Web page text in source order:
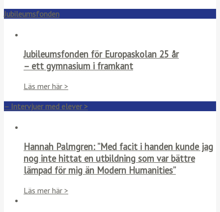
Jubileumsfonden
Jubileumsfonden för Europaskolan 25 år
– ett gymnasium i framkant
Läs mer här >
– Intervjuer med elever >
Hannah Palmgren: ”Med facit i handen kunde jag
nog inte hittat en utbildning som var bättre
lämpad för mig än Modern Humanities”
Läs mer här >